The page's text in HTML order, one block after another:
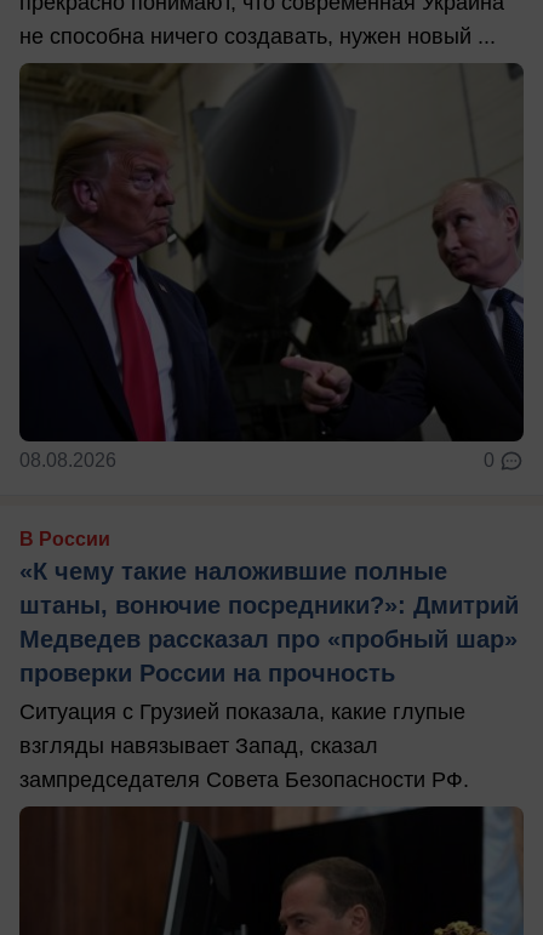
не способна ничего создавать, нужен новый ...
08.08.2026 0
В России
«К чему такие наложившие полные
штаны, вонючие посредники?»: Дмитрий
Медведев рассказал про «пробный шар»
проверки России на прочность
Ситуация с Грузией показала, какие глупые
взгляды навязывает Запад, сказал
зампредседателя Совета Безопасности РФ.